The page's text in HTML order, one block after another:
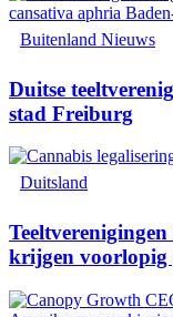
Buitenland Nieuws
Duitse
stad Freiburg
Duitsland
krijgen voorlopig